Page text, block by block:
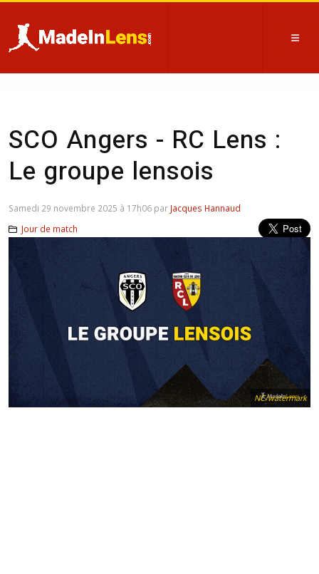
SCO Angers - RC Lens :
Le groupe lensois
NC/watermark
Samedi 29 novembre 2025 à 17h06 par Jacques Hannaud
Jour de match